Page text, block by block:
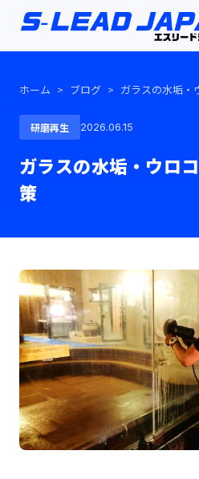
ホーム > ブログ > ガラスの水垢・
研磨再生 2026.06.15
ガラスの水垢・ウロ
策